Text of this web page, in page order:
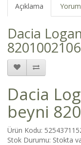
Açıklama
Dacia
8201002106
Dacia
beyni
Ürün Kodu:
Stok Durumu: Stokta